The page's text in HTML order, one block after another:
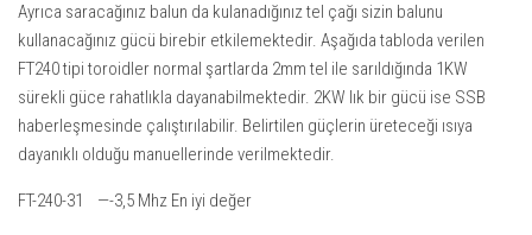
Ayrıca saracağınız balun da kulanadığınız tel çağı sizin balunu
kullanacağınız gücü birebir etkilemektedir. Aşağıda tabloda verilen
FT240 tipi toroidler normal şartlarda 2mm tel ile sarıldığında 1KW
sürekli güce rahatlıkla dayanabilmektedir. 2KW lık bir gücü ise SSB
haberleşmesinde çalıştırılabilir. Belirtilen güçlerin üreteceği ısıya
dayanıklı olduğu manuellerinde verilmektedir.
FT-240-31 —-3,5 Mhz En iyi değer